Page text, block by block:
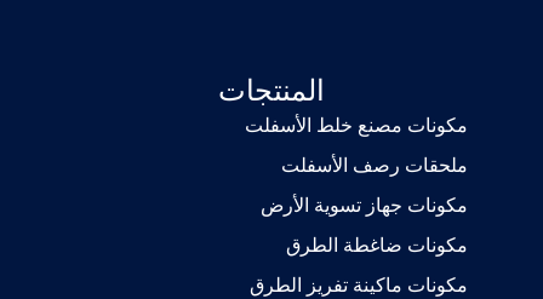
المنتجات
مكونات مصنع خلط الأسفلت
ملحقات رصف الأسفلت
مكونات جهاز تسوية الأرض
مكونات ضاغطة الطرق
مكونات ماكينة تفريز الطرق